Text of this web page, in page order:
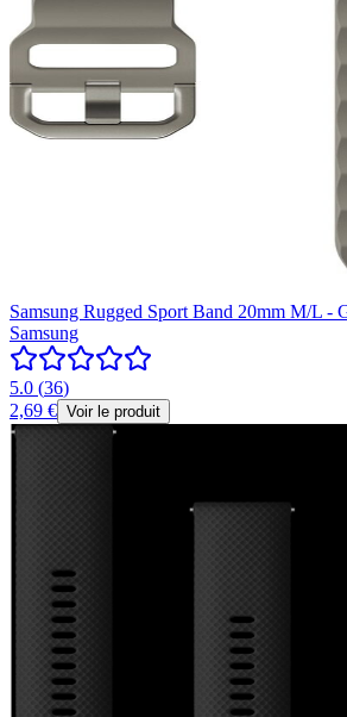
Samsung Rugged Sport Band 20mm M/L -
Samsung
5.0 (36)
2,69 € Voir le produit